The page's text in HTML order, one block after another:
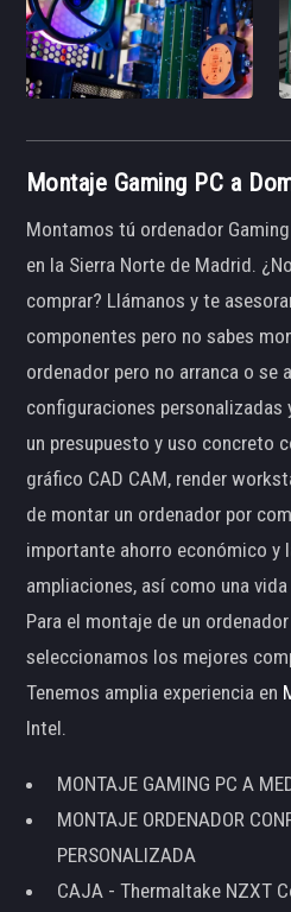
Montaje Gaming PC a
Montamos tú ordenador
en la Sierra Norte de Madrid.
comprar? Llámanos y te
componentes pero no sabes
ordenador pero no arranca o se
configuraciones
un presupuesto y uso concreto
gráfico CAD CAM, render
de montar un ordenador por
importante ahorro económico y
ampliaciones, así como una
Para el montaje de un
seleccionamos los mejores
Tenemos amplia experiencia en
Intel.
MONTAJE GAMING PC A
MONTAJE ORDENADOR
PERSONALIZADA
CAJA - Thermaltake NZXT